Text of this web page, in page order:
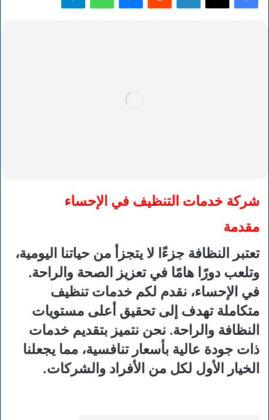
شركة خدمات التنظيف في الإحساء
مقدمة
تعتبر النظافة جزءًا لا يتجزأ من حياتنا اليومية،
وتلعب دورًا هامًا في تعزيز الصحة والراحة.
في الإحساء، نقدم لكم خدمات تنظيف
متكاملة تهدف إلى تحقيق أعلى مستويات
النظافة والراحة. نحن نتميز بتقديم خدمات
ذات جودة عالية بأسعار تنافسية، مما يجعلنا
الخيار الأول لكل من الأفراد والشركات.